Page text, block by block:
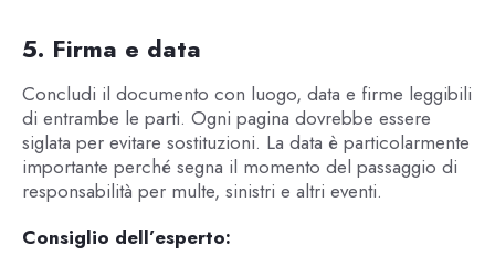
5. Firma e data
Concludi il documento con luogo, data e firme leggibili
di entrambe le parti. Ogni pagina dovrebbe essere
siglata per evitare sostituzioni. La data è particolarmente
importante perché segna il momento del passaggio di
responsabilità per multe, sinistri e altri eventi.
Consiglio dell’esperto: